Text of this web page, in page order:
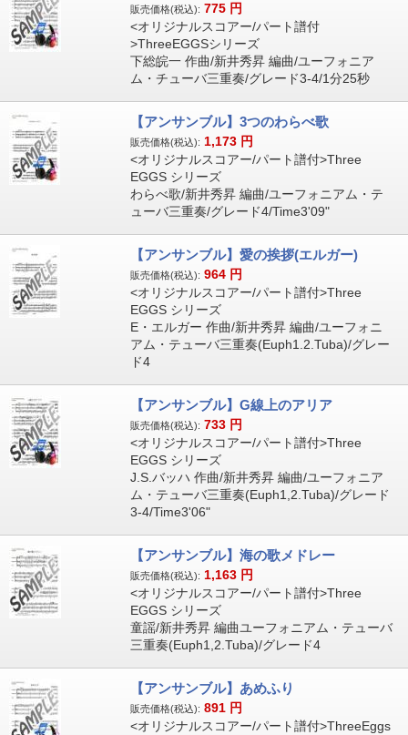
販売価格(税込): 775 円
<オリジナルスコアー/パート譜付
>ThreeEGGSシリーズ
下総皖一 作曲/新井秀昇 編曲/ユーフォニア
ム・チューバ三重奏/グレード3-4/1分25秒
【アンサンブル】3つのわらべ歌
販売価格(税込): 1,173 円
<オリジナルスコアー/パート譜付>Three
EGGS シリーズ
わらべ歌/新井秀昇 編曲/ユーフォニアム・テ
ューバ三重奏/グレード4/Time3'09"
【アンサンブル】愛の挨拶(エルガー)
販売価格(税込): 964 円
<オリジナルスコアー/パート譜付>Three
EGGS シリーズ
E・エルガー 作曲/新井秀昇 編曲/ユーフォニ
アム・テューバ三重奏(Euph1.2.Tuba)/グレー
ド4
【アンサンブル】G線上のアリア
販売価格(税込): 733 円
<オリジナルスコアー/パート譜付>Three
EGGS シリーズ
J.S.バッハ 作曲/新井秀昇 編曲/ユーフォニア
ム・テューバ三重奏(Euph1,2.Tuba)/グレード
3-4/Time3'06"
【アンサンブル】海の歌メドレー
販売価格(税込): 1,163 円
<オリジナルスコアー/パート譜付>Three
EGGS シリーズ
童謡/新井秀昇 編曲ユーフォニアム・テューバ
三重奏(Euph1,2.Tuba)/グレード4
【アンサンブル】あめふり
販売価格(税込): 891 円
<オリジナルスコアー/パート譜付>ThreeEggs